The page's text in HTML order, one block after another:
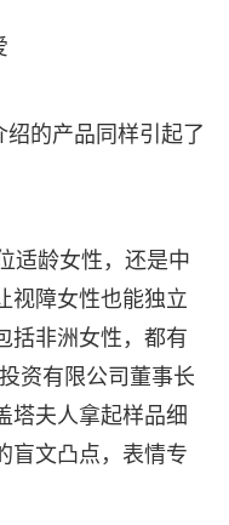
的产品同样引起了
适龄女性，还是中
视障女性也能独立
括非洲女性，都有
资有限公司董事长
塔夫人拿起样品细
盲文凸点，表情专